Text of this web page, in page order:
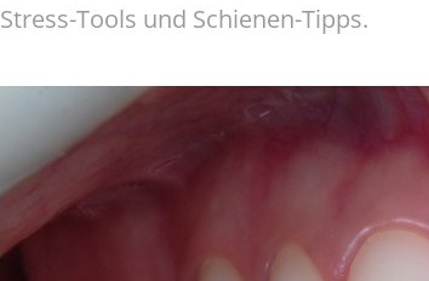
Stress-Tools und Schienen-Tipps.